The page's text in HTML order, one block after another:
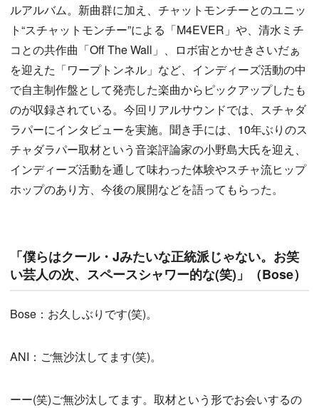
ルアルバム。新曲群に加え、チャットモンチーとのユニッ
ト“スチャットモンチー”による「M4EVER」や、清水ミチ
コとの共作曲「Off The Wall」、ロボ宙とかせきさいだぁ
を迎えた「ワープトンネル」など、インディーズ活動の中
で自主制作盤として発売した楽曲からピックアップしたも
のが収録されている。今回リアルサウンドでは、スチャダ
ラパーにインタビューを実施。聞き手には、10年ぶりのス
チャダラパー取材という音楽評論家の小野島大氏を迎え、
インディーズ活動を通して味わった体験やスチャ流ヒップ
ホップのあり方、今後の展開などを語ってもらった。
「僕らはクール・Jみたいな正統派じゃない。お笑
い芸人の次、スペースシャワー的な(笑)」（Bose）
Bose：お久しぶりです(笑)。
ANI：ご無沙汰してます(笑)。
ーー(笑)ご無沙汰してます。取材という形でお会いするの